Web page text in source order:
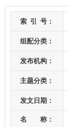
索 引 号：
组配分类：
发布机构：
主题分类：
发文日期：
名 称：